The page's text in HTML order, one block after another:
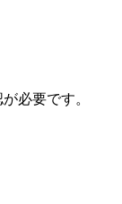
必要です。